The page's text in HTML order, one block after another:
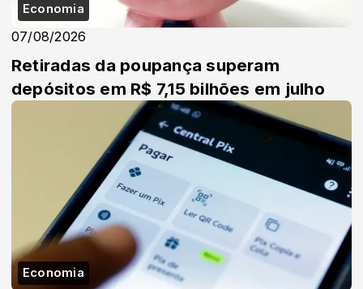
Economia
07/08/2026
Retiradas da poupança superam
depósitos em R$ 7,15 bilhões em julho
Economia